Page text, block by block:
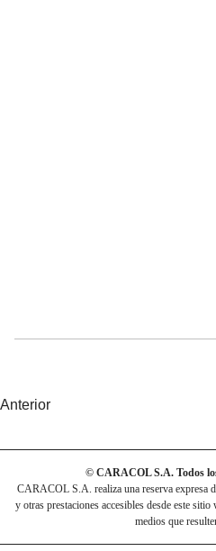
Anterior
© CARACOL S.A. Todos
CARACOL S.A. realiza una reserva expresa
y otras prestaciones accesibles desde este
medios que